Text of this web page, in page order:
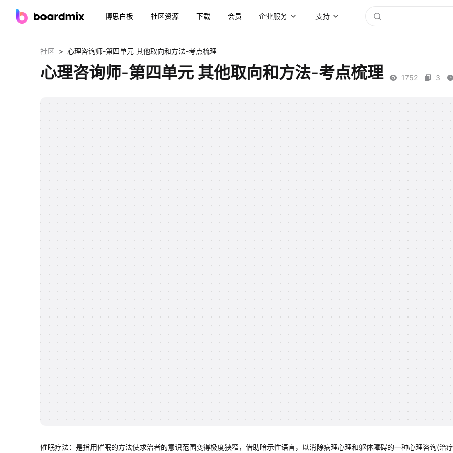
博思白板 社区资源 下载 会员 企业服务 支持
社区 > 心理咨询师-第四单元 其他取向和方法-考点梳理
心理咨询师-第四单元 其他取向和方法-考点梳理 1752 3
催眠疗法：是指用催眠的方法使求治者的意识范围变得极度狭窄，借助暗示性语言，以消除病理心理和躯体障碍的一种心理咨询(治